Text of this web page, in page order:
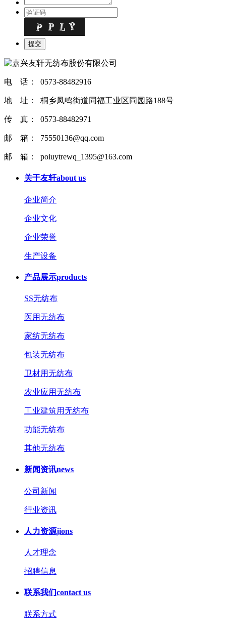
电 话： 0573-88482916
地 址： 桐乡凤鸣街道同福工业区同园路188号
传 真： 0573-88482971
邮 箱： 75550136@qq.com
邮 箱： poiuytrewq_1395@163.com
关于友轩about us
企业简介
企业文化
企业荣誉
生产设备
产品展示products
SS无纺布
医用无纺布
家纺无纺布
包装无纺布
卫材用无纺布
农业应用无纺布
工业建筑用无纺布
功能无纺布
其他无纺布
新闻资讯news
公司新闻
行业资讯
人力资源jions
人才理念
招聘信息
联系我们contact us
联系方式